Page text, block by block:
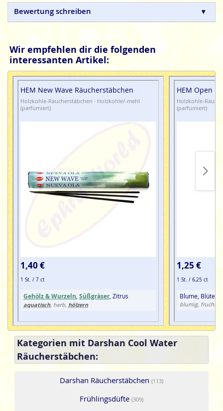
Bewertung schreiben
Wir empfehlen dir die folgenden
interessanten Artikel:
HEM New Wave Räucherstäbchen
Holzkohle-Räucherstäbchen · Holzkohle/-mehl
(parfümiert)
1,40 €
1 St. / 7 ct
Gehölz & Wurzeln Süßgräser, Zitrus
aquatisch, herb, hölzern
HEM Open
Holzkohle-
(parfümiert)
1,25 €
1 St. / 6,25 ct
Blume, Blüte,
blumig, fruchtig
Kategorien mit Darshan Cool Water
Räucherstäbchen:
Darshan Räucherstäbchen (113)
Frühlingsdüfte (309)